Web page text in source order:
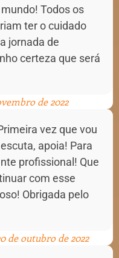
Todos os
ter o cuidado
jornada de
certeza que será
de 2022
vez que vou
apoia! Para
profissional! Que
com esse
Obrigada pelo
de outubro de 2022